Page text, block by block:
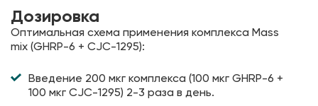
Дозировка
Оптимальная схема применения комплекса Mass
mix (GHRP-6 + CJC-1295):
Введение 200 мкг комплекса (100 мкг GHRP-6 +
100 мкг CJC-1295) 2-3 раза в день.